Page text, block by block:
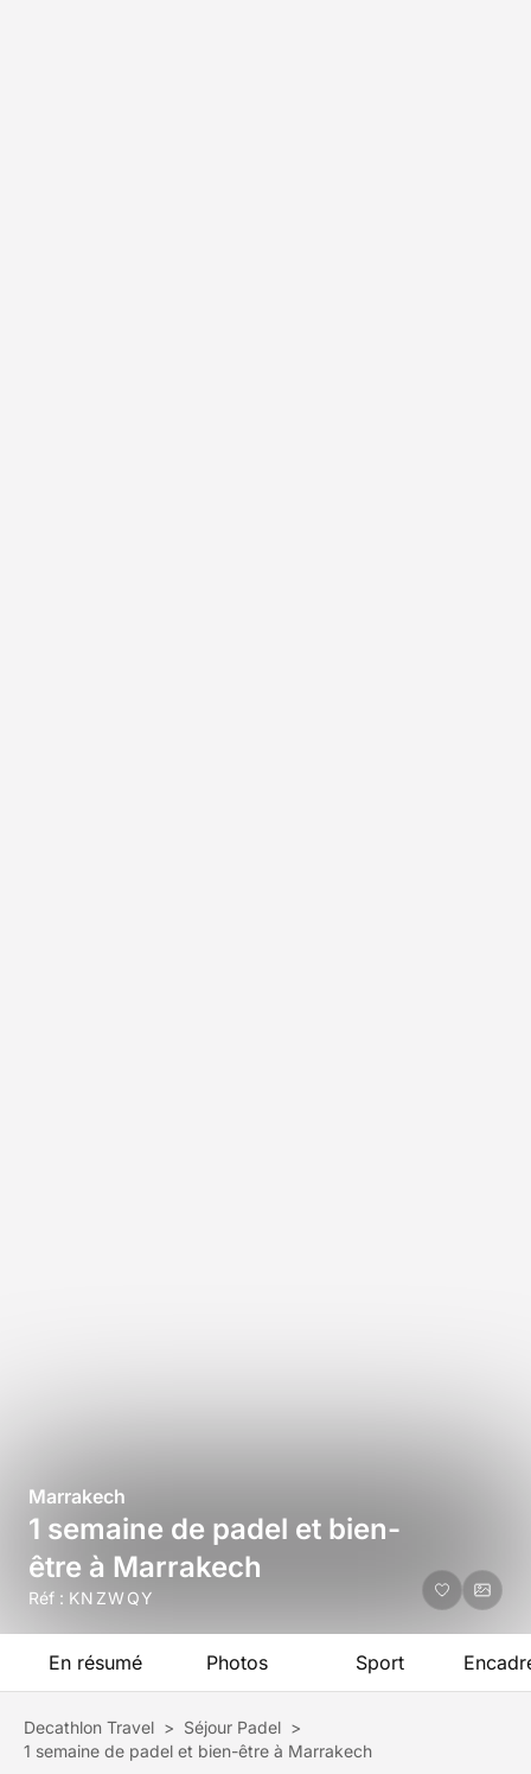
Marrakech
1 semaine de padel et bien-
être à Marrakech
Réf : KNZWQY
En résumé Photos Sport
Decathlon Travel > Séjour Padel >
1 semaine de padel et bien-être à Marrakech